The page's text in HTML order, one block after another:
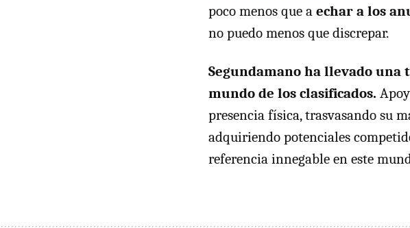
poco menos que a echar a los
no puedo menos que discrepar.
Segundamano ha llevado
mundo de los clasificados.
presencia física, trasvasando su
adquiriendo potenciales
referencia innegable en este